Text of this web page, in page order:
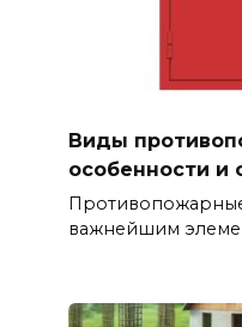
Виды
особенности и
важнейшим